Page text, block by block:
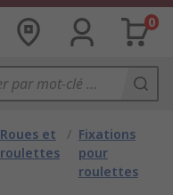
0
Roues et
roulettes
/ Fixations
pour
roulettes